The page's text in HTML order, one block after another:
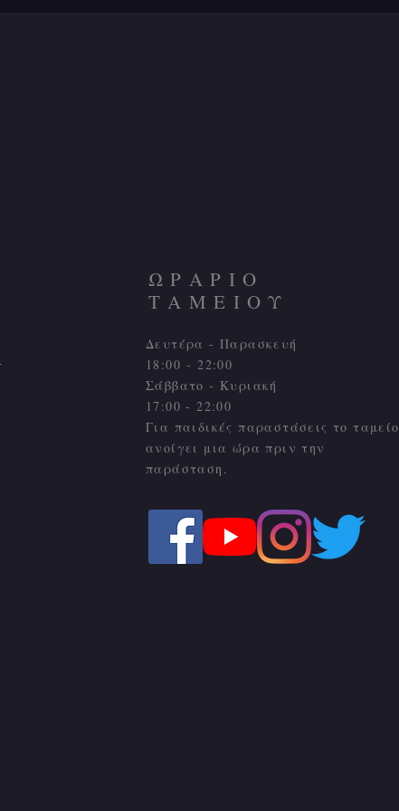
ΩΡΑΡΙΟ
ΤΑΜΕΙΟΥ
Δευτέρα - Παρασκευή
18:00 - 22:00
Σάββατο - Κυριακή
17:00 - 22:00
Για παιδικές παραστάσεις το ταμείο
ανοίγει μια ώρα πριν την
παράσταση.